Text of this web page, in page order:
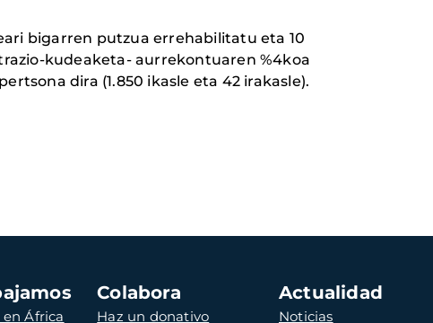
bigarren putzua errehabilitatu eta 10
kudeaketa- aurrekontuaren %4koa
dira (1.850 ikasle eta 42 irakasle).
África
Colabora
Haz un donativo
Actualidad
Noticias